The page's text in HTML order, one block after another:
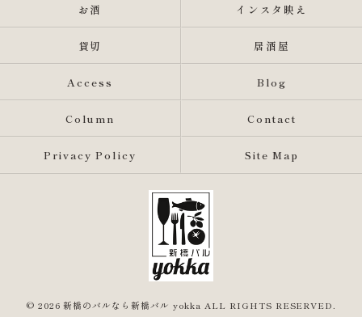
お酒 インスタ映え
貸切 居酒屋
Access Blog
Column Contact
Privacy Policy Site Map
© 2026 新橋のバルなら新橋バル yokka ALL RIGHTS RESERVED.